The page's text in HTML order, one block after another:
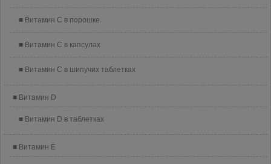
Витамин C в порошке
Витамин C в капсулах
Витамин C в шипучих таблетках
Витамин D
Витамин D в таблетках
Витамин E